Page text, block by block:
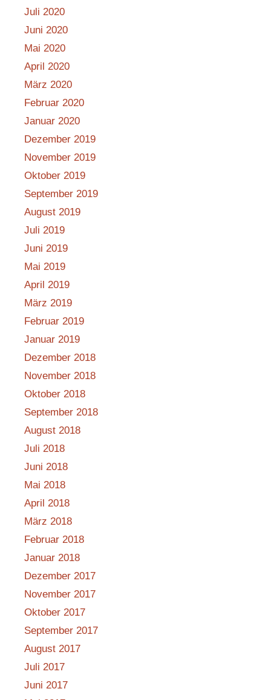
Juli 2020
Juni 2020
Mai 2020
April 2020
März 2020
Februar 2020
Januar 2020
Dezember 2019
November 2019
Oktober 2019
September 2019
August 2019
Juli 2019
Juni 2019
Mai 2019
April 2019
März 2019
Februar 2019
Januar 2019
Dezember 2018
November 2018
Oktober 2018
September 2018
August 2018
Juli 2018
Juni 2018
Mai 2018
April 2018
März 2018
Februar 2018
Januar 2018
Dezember 2017
November 2017
Oktober 2017
September 2017
August 2017
Juli 2017
Juni 2017